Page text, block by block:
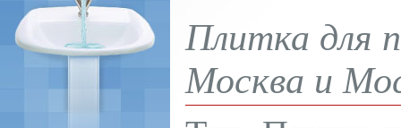
Плитка для
Москва и